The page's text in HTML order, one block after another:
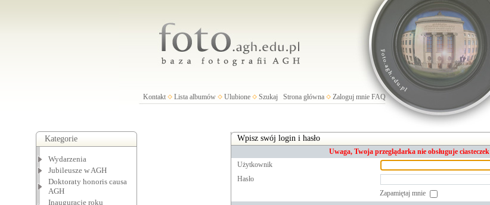
Kontakt Lista albumów Ulubione Szukaj Strona główna Zaloguj mnie FAQ
Kategorie
Wydarzenia
Jubileusze w AGH
Doktoraty honoris causa
AGH
Inauguracje roku
Wpisz swój login i hasło
Uwaga, Twoja przeglądarka nie obsługuje ciasteczek
Użytkownik
Hasło
Zapamiętaj mnie